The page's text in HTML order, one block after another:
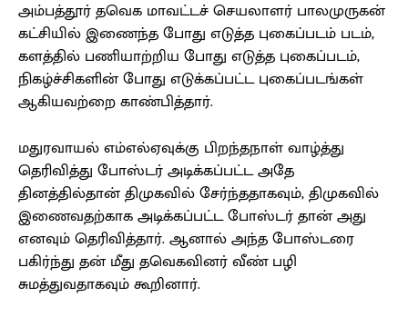
அம்பத்தூர் தவெக மாவட்டச் செயலாளர் பாலமுருகன்
கட்சியில் இணைந்த போது எடுத்த புகைப்படம் படம்,
களத்தில் பணியாற்றிய போது எடுத்த புகைப்படம்,
நிகழ்ச்சிகளின் போது எடுக்கப்பட்ட புகைப்படங்கள்
ஆகியவற்றை காண்பித்தார்.
மதுரவாயல் எம்எல்ஏவுக்கு பிறந்தநாள் வாழ்த்து
தெரிவித்து போஸ்டர் அடிக்கப்பட்ட அதே
தினத்தில்தான் திமுகவில் சேர்ந்ததாகவும், திமுகவில்
இணைவதற்காக அடிக்கப்பட்ட போஸ்டர் தான் அது
எனவும் தெரிவித்தார். ஆனால் அந்த போஸ்டரை
பகிர்ந்து தன் மீது தவெகவினர் வீண் பழி
சுமத்துவதாகவும் கூறினார்.